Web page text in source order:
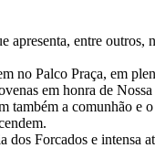
apresenta, entre
no Palco Praça, em
em honra de
a comunhão e
Forcados e